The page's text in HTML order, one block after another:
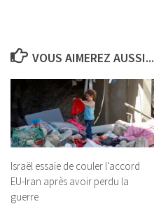
VOUS AIMEREZ AUSSI...
Israël essaie de couler l’accord
EU-Iran après avoir perdu la
guerre